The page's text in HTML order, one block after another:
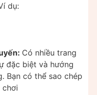
dụ:
Có nhiều trang
đặc biệt và hướng
Bạn có thể sao chép